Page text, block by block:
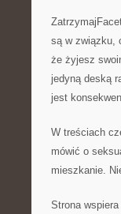
są w związku,
że żyjesz
jedyną deską
jest
W treściach
mówić o
mieszkanie.
Strona